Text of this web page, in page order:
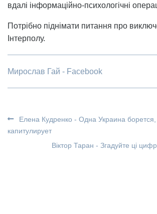
вдалі інформаційно-психологічні
Потрібно піднімати питання про
Інтерполу.
Мирослав Гай - Facebook
Елена Кудренко - Одна Украина борется,
капитулирует
Віктор Таран - Згадуйте ці